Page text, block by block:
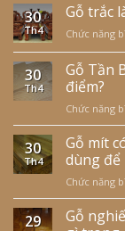
30
Th4
Gỗ trắc
Chức năng
30
Th4
Gỗ Tần
điểm?
Chức năng
30
Th4
Gỗ mít
dùng để
Chức năng
29
Gỗ